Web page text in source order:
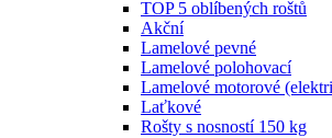
TOP 5 oblíbených roštů
Akční
Lamelové pevné
Lamelové polohovací
Lamelové motorové
Laťkové
Rošty s nosností 150 kg